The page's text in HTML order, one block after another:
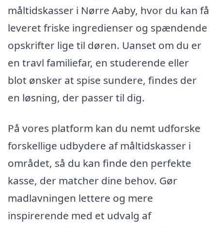
måltidskasser i Nørre Aaby, hvor du kan få
leveret friske ingredienser og spændende
opskrifter lige til døren. Uanset om du er
en travl familiefar, en studerende eller
blot ønsker at spise sundere, findes der
en løsning, der passer til dig.
På vores platform kan du nemt udforske
forskellige udbydere af måltidskasser i
området, så du kan finde den perfekte
kasse, der matcher dine behov. Gør
madlavningen lettere og mere
inspirerende med et udvalg af